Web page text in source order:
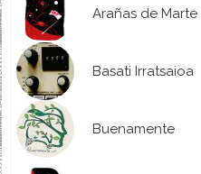
Arañas de Marte
Basati Irratsaioa
Buenamente